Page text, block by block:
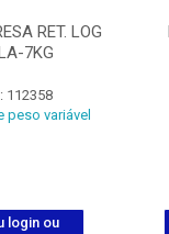
RET. LOG
7KG
112358
peso variável
login ou